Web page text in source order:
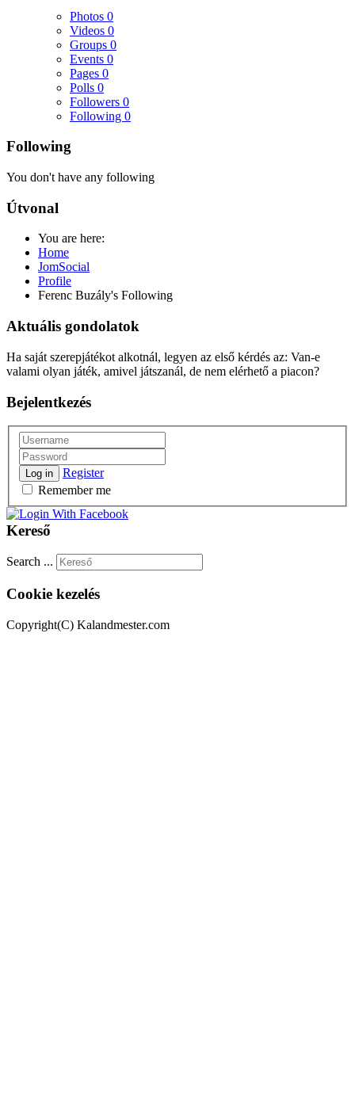
Photos 0
Videos 0
Groups 0
Events 0
Pages 0
Polls 0
Followers 0
Following 0
Following
You don't have any following
Útvonal
You are here:
Home
JomSocial
Profile
Ferenc Buzály's Following
Aktuális gondolatok
Ha saját szerepjátékot alkotnál, legyen az első kérdés az: Van-e
valami olyan játék, amivel játszanál, de nem elérhető a piacon?
Bejelentkezés
Log in
Register
Remember me
Kereső
Search ...
Cookie kezelés
Copyright(C) Kalandmester.com